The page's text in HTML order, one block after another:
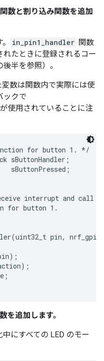
数と割り込み関数を追加
in_pin1_handler 関数
たときに登録されるコー
半を参照）。
変数は関数内で実際には使
ックで
使用されていることに注
for button 1. */
sButtonHandler;
interrupt and call
for button 1.
pin,
を追加します。
にすべての LED のモー